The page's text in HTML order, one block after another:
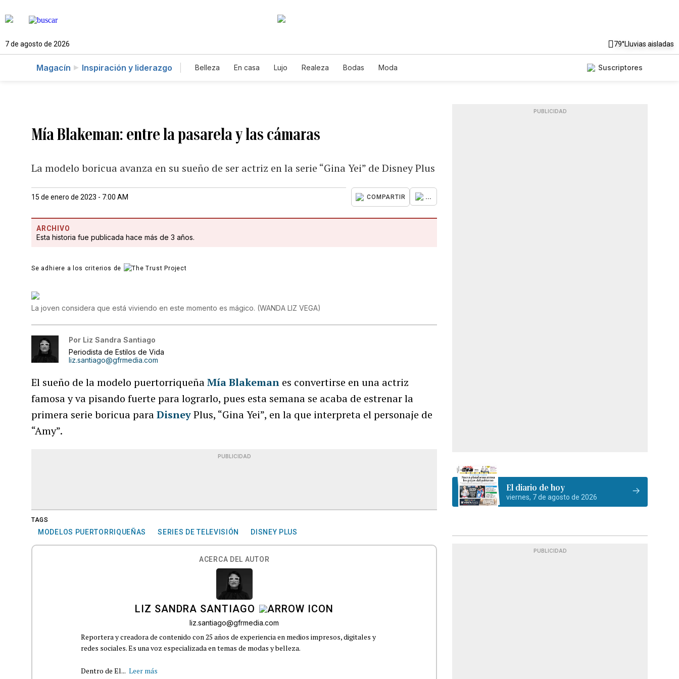
7 de agosto de 2026 79°Lluvias aisladas
Magacín Inspiración y liderazgo Belleza En casa Lujo Realeza Bodas Moda Suscriptores
Mía Blakeman: entre la pasarela y las cámaras
La modelo boricua avanza en su sueño de ser actriz en la serie “Gina Yei” de Disney Plus
15 de enero de 2023 - 7:00 AM COMPARTIR ...
ARCHIVO
Esta historia fue publicada hace más de 3 años.
Se adhiere a los criterios de
La joven considera que está viviendo en este momento es mágico. (WANDA LIZ VEGA)
Por Liz Sandra Santiago
Periodista de Estilos de Vida
liz.santiago@gfrmedia.com
El sueño de la modelo puertorriqueñaMía Blakeman es convertirse en una actriz
famosa y va pisando fuerte para lograrlo, pues esta semana se acaba de estrenar la
primera serie boricua paraDisneyPlus, “Gina Yei”, en la que interpreta el personaje de
“Amy”.
PUBLICIDAD
TAGS
MODELOS PUERTORRIQUEÑAS SERIES DE TELEVISIÓN DISNEY PLUS
ACERCA DEL AUTOR
LIZ SANDRA SANTIAGO
liz.santiago@gfrmedia.com
Reportera y creadora de contenido con 25 años de experiencia en medios impresos, digitales y
redes sociales. Es una voz especializada en temas de modas y belleza.
Dentro de El... Leer más
PUBLICIDAD
El diario de hoy
viernes, 7 de agosto de 2026
PUBLICIDAD